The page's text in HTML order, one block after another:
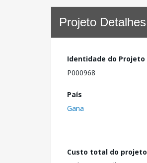
Projeto Detalhes
Identidade do Projeto
P000968
País
Gana
Custo total do projeto